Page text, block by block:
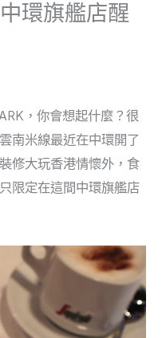
環旗艦店醒
，你會想起什麼？很
南米線最近在中環開了
修大玩香港情懷外，食
限定在這間中環旗艦店